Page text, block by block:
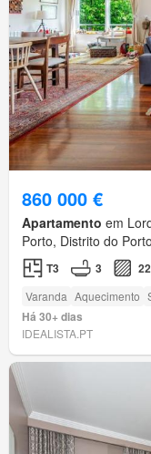
860 000 €
Apartamento em
Porto, Distrito do Porto
T3 3
Varanda Aquecimento
Há 30+ dias
IDEALISTA.PT